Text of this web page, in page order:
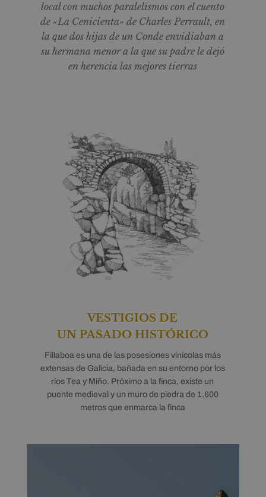
local con muchos paralelismos con el cuento
de «La Cenicienta» de Charles Perrault, en
la que dos hijas de un Conde envidiaban a
su hermana menor a la que su padre le dejó
en herencia las mejores tierras
VESTIGIOS DE
UN PASADO HISTÓRICO
Fillaboa es una de las posesiones vinícolas más
extensas de Galicia, bañada en su entorno por los
ríos Tea y Miño. Próximo a la finca, existe un
puente medieval y un muro de piedra de 1.600
metros que enmarca la finca